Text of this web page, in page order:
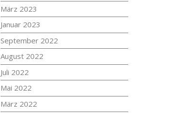
März 2023
Januar 2023
September 2022
August 2022
Juli 2022
Mai 2022
März 2022